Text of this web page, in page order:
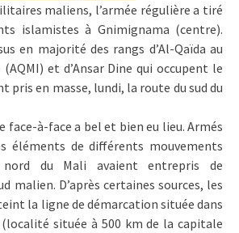
maliens, l’armée régulière a tiré
islamistes à Gnimignama (centre).
en majorité des rangs d’Al-Qaïda au
et d’Ansar Dine qui occupent le
pris en masse, lundi, la route du sud du
face-à-face a bel et bien eu lieu. Armés
éléments de différents mouvements
nord du Mali avaient entrepris de
malien. D’après certaines sources, les
la ligne de démarcation située dans
située à 500 km de la capitale